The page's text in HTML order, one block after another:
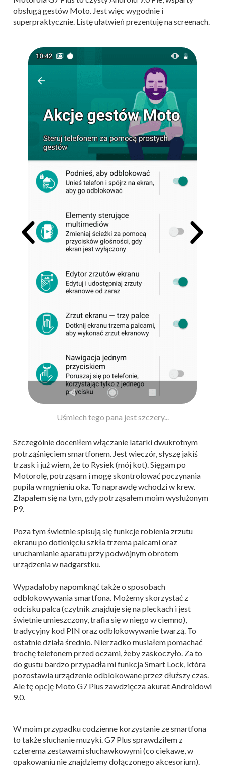
obsługą gestów Moto. Jest więc wygodnie i
superpraktycznie. Listę ułatwień prezentuję na screenach.
Też tak się cieszyłem z tych gestów Moto
Szczególnie doceniłem włączanie latarki dwukrotnym
potrząśnięciem smartfonem. Jest wieczór, słyszę jakiś
trzask i już wiem, że to Rysiek (mój kot). Sięgam po
Motorolę, potrząsam i mogę skontrolować poczynania
pupila w mgnieniu oka. To naprawdę wchodzi w krew.
Złapałem się na tym, gdy potrząsałem moim wysłużonym
P9.
Poza tym świetnie spisują się funkcje robienia zrzutu
ekranu po dotknięciu szkła trzema palcami oraz
uruchamianie aparatu przy podwójnym obrotem
urządzenia w nadgarstku.
Wypadałoby napomknąć także o sposobach
odblokowywania smartfona. Możemy skorzystać z
odcisku palca (czytnik znajduje się na pleckach i jest
świetnie umieszczony, trafia się w niego w ciemno),
tradycyjny kod PIN oraz odblokowywanie twarzą. To
ostatnie działa średnio. Nierzadko musiałem pomachać
trochę telefonem przed oczami, żeby zaskoczyło. Za to
do gustu bardzo przypadła mi funkcja Smart Lock, która
pozostawia urządzenie odblokowane przez dłuższy czas.
Ale tę opcję Moto G7 Plus zawdzięcza akurat Androidowi
9.0.
W moim przypadku codzienne korzystanie ze smartfona
to także słuchanie muzyki. G7 Plus sprawdziłem z
czterema zestawami słuchawkowymi (co ciekawe, w
opakowaniu nie znajdziemy dołączonego akcesorium).